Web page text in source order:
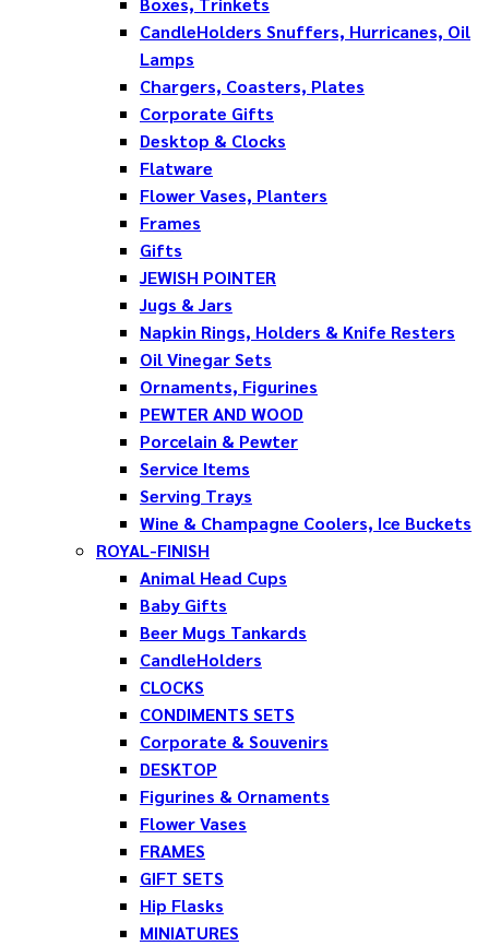
CandleHolders Snuffers, Hurricanes, Oil
Lamps
Chargers, Coasters, Plates
Corporate Gifts
Desktop & Clocks
Flatware
Flower Vases, Planters
Frames
Gifts
JEWISH POINTER
Jugs & Jars
Napkin Rings, Holders & Knife Resters
Oil Vinegar Sets
Ornaments, Figurines
PEWTER AND WOOD
Porcelain & Pewter
Service Items
Serving Trays
Wine & Champagne Coolers, Ice Buckets
ROYAL-FINISH
Animal Head Cups
Baby Gifts
Beer Mugs Tankards
CandleHolders
CLOCKS
CONDIMENTS SETS
Corporate & Souvenirs
DESKTOP
Figurines & Ornaments
Flower Vases
FRAMES
GIFT SETS
Hip Flasks
MINIATURES